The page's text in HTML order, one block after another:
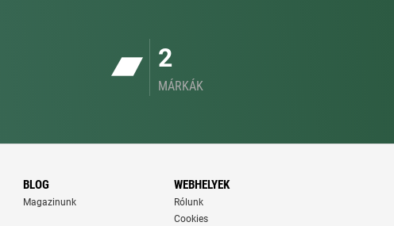
2
MÁRKÁK
BLOG
Magazinunk
WEBHELYEK
Rólunk
Cookies